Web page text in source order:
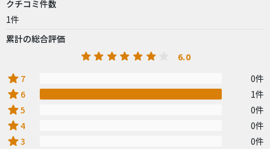
クチコミ件数
1件
累計の総合評価
6.0
star 7 0件
star 6 1件
star5 0件
star4 0件
star3 0件